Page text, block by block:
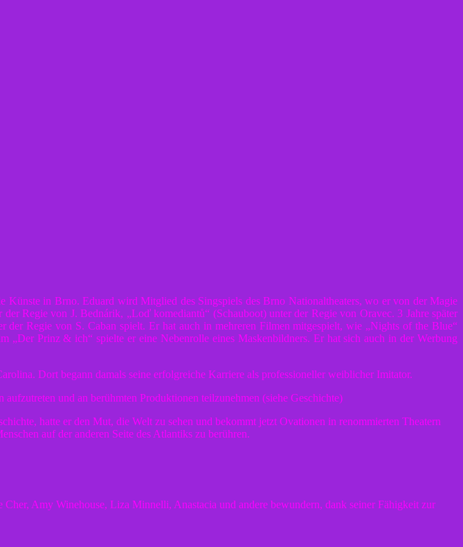
Künste in Brno. Eduard wird Mitglied des Singspiels des Brno Nationaltheaters, wo er von der Magie
Regie von J. Bednárik, „Loď komediantů“ (Schauboot) unter der Regie von Oravec. 3 Jahre später
Regie von S. Caban spielt. Er hat auch in mehreren Filmen mitgespielt, wie „Nights of the Blue“
Prinz & ich“ spielte er eine Nebenrolle eines Maskenbildners. Er hat sich auch in der Werbung
Dort begann damals seine erfolgreiche Karriere als professioneller weiblicher Imitator.
und an berühmten Produktionen teilzunehmen (siehe Geschichte)
hatte er den Mut, die Welt zu sehen und bekommt jetzt Ovationen in renommierten Theatern
auf der anderen Seite des Atlantiks zu berühren.
Amy Winehouse, Liza Minnelli, Anastacia und andere bewundern, dank seiner Fähigkeit zur